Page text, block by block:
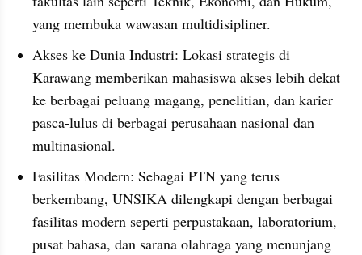
yang membuka wawasan multidisipliner.
Akses ke Dunia Industri: Lokasi strategis di
Karawang memberikan mahasiswa akses lebih dekat
ke berbagai peluang magang, penelitian, dan karier
pasca-lulus di berbagai perusahaan nasional dan
multinasional.
Fasilitas Modern: Sebagai PTN yang terus
berkembang, UNSIKA dilengkapi dengan berbagai
fasilitas modern seperti perpustakaan, laboratorium,
pusat bahasa, dan sarana olahraga yang menunjang